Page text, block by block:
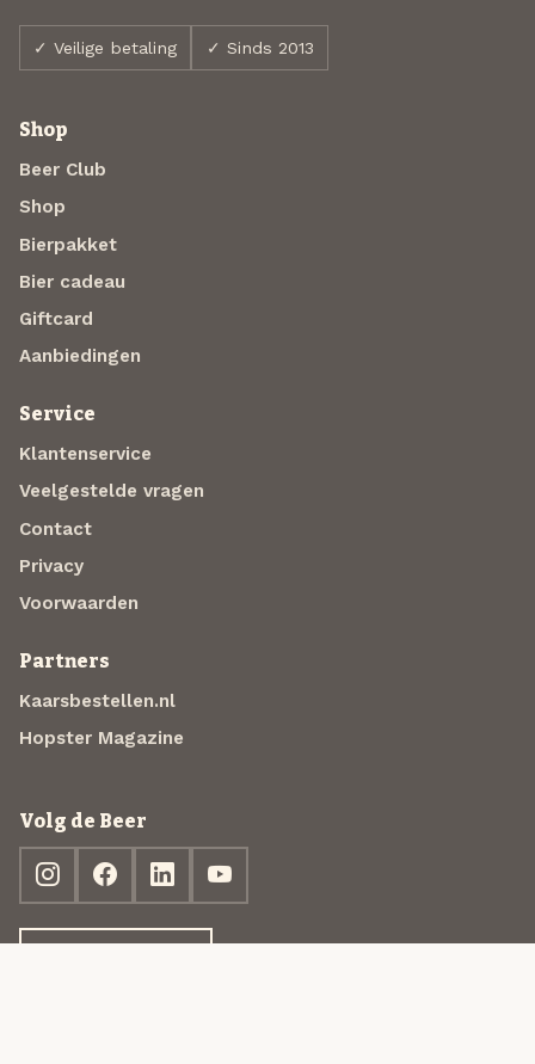
✓ Veilige betaling ✓ Sinds 2013
Shop
Beer Club
Shop
Bierpakket
Bier cadeau
Giftcard
Aanbiedingen
Service
Klantenservice
Veelgestelde vragen
Contact
Privacy
Voorwaarden
Partners
Kaarsbestellen.nl
Hopster Magazine
Volg de Beer